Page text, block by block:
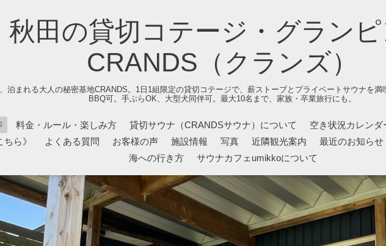
秋田の貸切コテージ・グラン
CRANDS（クランズ）
泊まれる大人の秘密基地CRANDS。1日1組限定の貸切コテージで、薪ストーブとプライベートサウナを満
BBQ可。手ぶらOK、大型犬同伴可。最大10名まで、家族・卒業旅行にも。
料金・ルール・楽しみ方 貸切サウナ（CRANDSサウナ）について 空き状況カレンダ
ちら》
よくある質問 お客様の声 施設情報 写真 近隣観光案内 最近のお知らせ
海への行き方
サウナカフェumikkoについて